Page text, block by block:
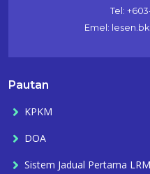
Tel:
Emel:
Pautan
KPKM
DOA
Sistem Jadual Pertama